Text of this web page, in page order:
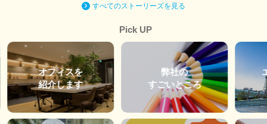
すべてのストーリーズを見る
Pick UP
オフィスを
紹介します
弊社の
すごいところ